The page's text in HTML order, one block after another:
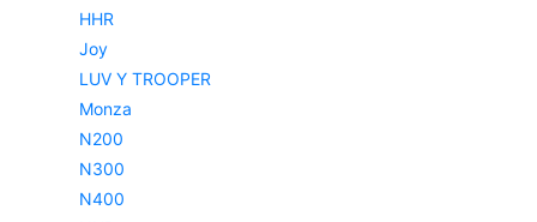
HHR
Joy
LUV Y TROOPER
Monza
N200
N300
N400